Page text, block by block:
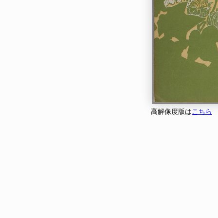
高解像度版は こちら